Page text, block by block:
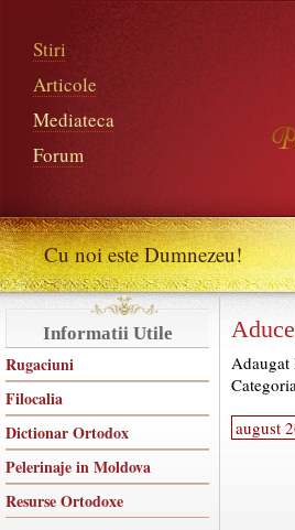
Stiri
Articole
Mediateca
Forum
Cu noi este Dumnezeu!
Informatii Utile
Rugaciuni
Filocalia
Dictionar Ortodox
Pelerinaje in Moldova
Resurse Ortodoxe
Adaugat
august